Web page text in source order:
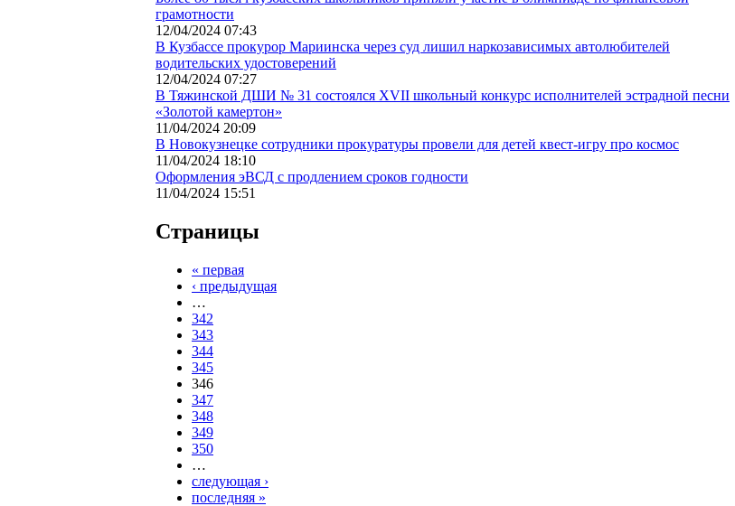
грамотности
12/04/2024 07:43
В Кузбассе прокурор Мариинска через суд лишил наркозависимых автолюбителей
водительских удостоверений
12/04/2024 07:27
В Тяжинской ДШИ № 31 состоялся XVII школьный конкурс исполнителей эстрадной песни
«Золотой камертон»
11/04/2024 20:09
В Новокузнецке сотрудники прокуратуры провели для детей квест-игру про космос
11/04/2024 18:10
Оформления эВСД с продлением сроков годности
11/04/2024 15:51
Страницы
« первая
‹ предыдущая
…
342
343
344
345
346
347
348
349
350
…
следующая ›
последняя »